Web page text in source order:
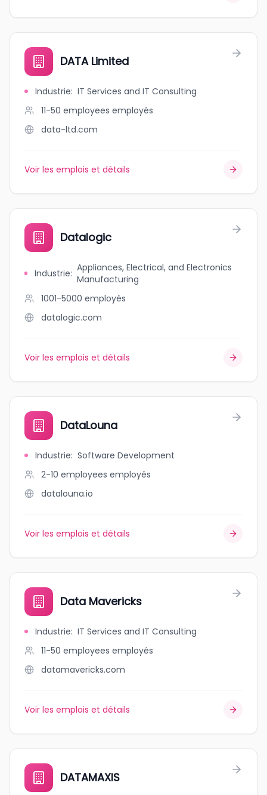
DATA Limited
Industrie: IT Services and IT Consulting
11-50 employees employés
data-ltd.com
Voir les emplois et détails
Datalogic
Industrie: Appliances, Electrical, and Electronics
Manufacturing
1001-5000 employés
datalogic.com
Voir les emplois et détails
DataLouna
Industrie: Software Development
2-10 employees employés
datalouna.io
Voir les emplois et détails
Data Mavericks
Industrie: IT Services and IT Consulting
11-50 employees employés
datamavericks.com
Voir les emplois et détails
DATAMAXIS